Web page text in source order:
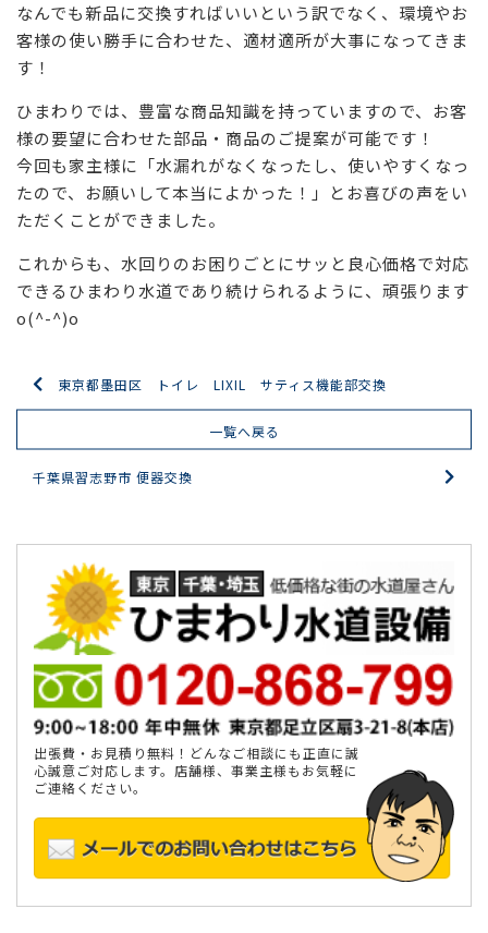
なんでも新品に交換すればいいという訳でなく、環境やお
客様の使い勝手に合わせた、適材適所が大事になってきま
す！
ひまわりでは、豊富な商品知識を持っていますので、お客
様の要望に合わせた部品・商品のご提案が可能です！
今回も家主様に「水漏れがなくなったし、使いやすくなっ
たので、お願いして本当によかった！」とお喜びの声をい
ただくことができました。
これからも、水回りのお困りごとにサッと良心価格で対応
できるひまわり水道であり続けられるように、頑張ります
o(^-^)o
東京都墨田区 トイレ LIXIL サティス機能部交換
一覧へ戻る
千葉県習志野市 便器交換
出張費・お見積り無料！どんなご相談にも正直に誠
心誠意ご対応します。店舗様、事業主様もお気軽に
ご連絡ください。